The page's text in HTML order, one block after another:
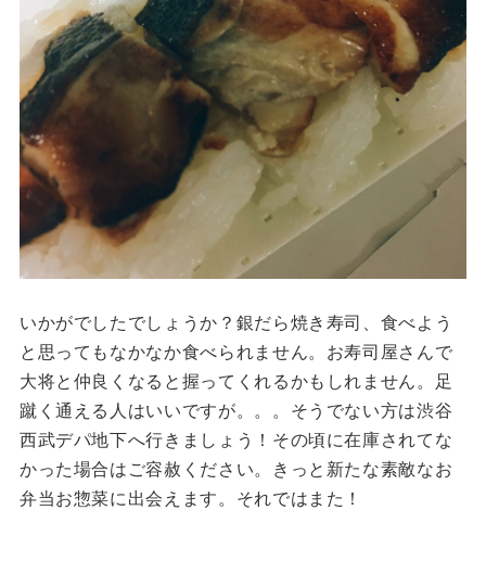
いかがでしたでしょうか？銀だら焼き寿司、食べよう
と思ってもなかなか食べられません。お寿司屋さんで
大将と仲良くなると握ってくれるかもしれません。足
蹴く通える人はいいですが。。。そうでない方は渋谷
西武デパ地下へ行きましょう！その頃に在庫されてな
かった場合はご容赦ください。きっと新たな素敵なお
弁当お惣菜に出会えます。それではまた！